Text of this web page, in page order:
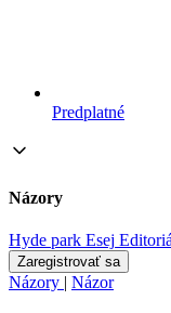
Predplatné
Názory
Hyde park Esej
Zaregistrovať sa
Názory | Názor